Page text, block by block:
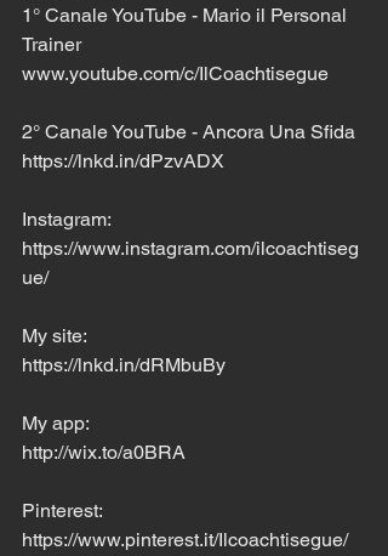
1° Canale YouTube - Mario il Personal
Trainer
www.youtube.com/c/IlCoachtisegue
2° Canale YouTube - Ancora Una Sfida
https://lnkd.in/dPzvADX
Instagram:
https://www.instagram.com/ilcoachtiseg
ue/
My site:
https://lnkd.in/dRMbuBy
My app:
http://wix.to/a0BRA
Pinterest:
https://www.pinterest.it/Ilcoachtisegue/